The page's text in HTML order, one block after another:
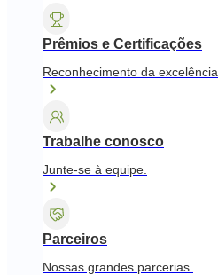
Prêmios e Certificações
Reconhecimento da excelência.
Trabalhe conosco
Junte-se à equipe.
Parceiros
Nossas grandes parcerias.